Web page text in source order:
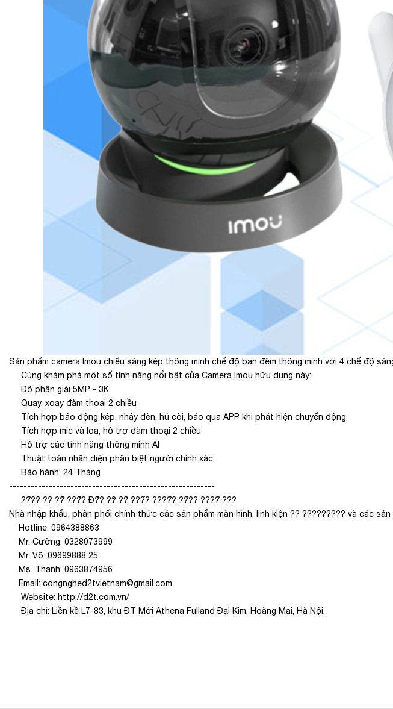
Sản phẩm camera Imou chiếu sáng kép thông minh chế độ ban đêm thông minh với 4 chế độ
Cùng khám phá một số tính năng nổi bật của Camera Imou hữu dụng này:
Độ phân giải 5MP - 3K
Quay, xoay đàm thoại 2 chiều
Tích hợp báo động kép, nháy đèn, hú còi, báo qua APP khi phát hiện chuyển động
Tích hợp mic và loa, hỗ trợ đàm thoại 2 chiều
Hỗ trợ các tính năng thông minh AI
Thuật toán nhận diện phân biệt người chính xác
Bảo hành: 24 Tháng
---------------------------------------------------------
??̂?? ?? ??̂̉ ???̂̀? Đ?̂̀? ??̛ ??̀ ???́? ????̂̉? ??̂?? ????̣̂ ???
Nhà nhập khẩu, phân phối chính thức các sản phẩm màn hình, linh kiện ?? ????????? và các
Hotline: 0964388863
Mr. Cường: 0328073999
Mr. Võ: 09699888 25
Ms. Thanh: 0963874956
Email: congnghed2tvietnam@gmail.com
Website: http://d2t.com.vn/
Địa chỉ: Liền kề L7-83, khu ĐT Mới Athena Fulland Đại Kim, Hoàng Mai, Hà Nội.